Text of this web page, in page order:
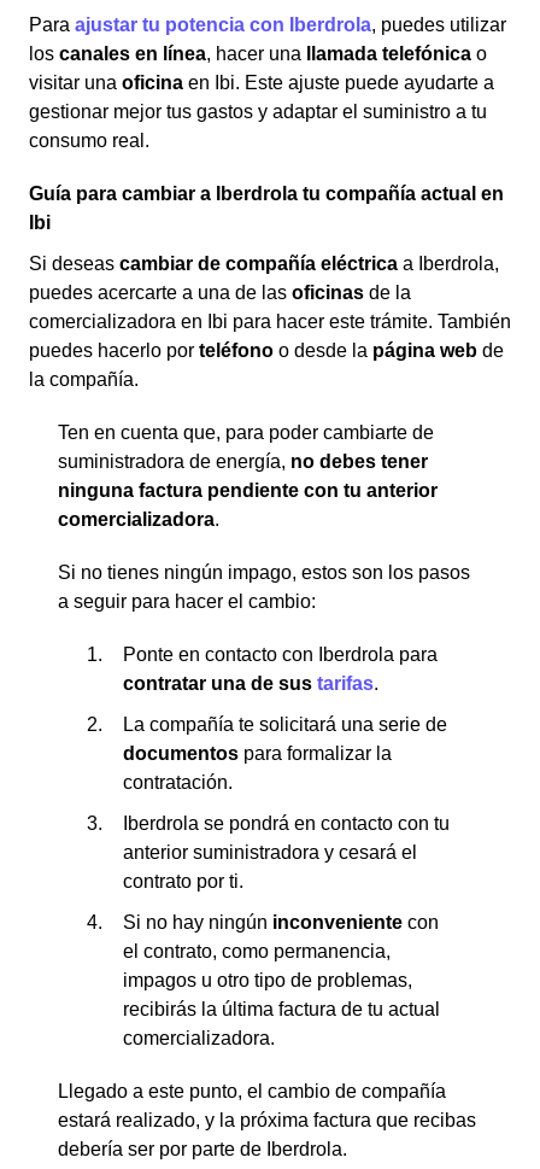
Para ajustar tu potencia con Iberdrola, puedes utilizar
los canales en línea, hacer una llamada telefónica o
visitar una oficina en Ibi. Este ajuste puede ayudarte a
gestionar mejor tus gastos y adaptar el suministro a tu
consumo real.
Guía para cambiar a Iberdrola tu compañía actual en
Ibi
Si deseas cambiar de compañía eléctrica a Iberdrola,
puedes acercarte a una de las oficinas de la
comercializadora en Ibi para hacer este trámite. También
puedes hacerlo por teléfono o desde la página web de
la compañía.
Ten en cuenta que, para poder cambiarte de
suministradora de energía, no debes tener
ninguna factura pendiente con tu anterior
comercializadora.
Si no tienes ningún impago, estos son los pasos
a seguir para hacer el cambio:
Ponte en contacto con Iberdrola para
contratar una de sus tarifas.
La compañía te solicitará una serie de
documentos para formalizar la
contratación.
Iberdrola se pondrá en contacto con tu
anterior suministradora y cesará el
contrato por ti.
Si no hay ningún inconveniente con
el contrato, como permanencia,
impagos u otro tipo de problemas,
recibirás la última factura de tu actual
comercializadora.
Llegado a este punto, el cambio de compañía
estará realizado, y la próxima factura que recibas
debería ser por parte de Iberdrola.